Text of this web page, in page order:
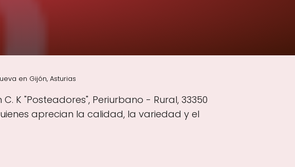
en Gijón, Asturias
K "Posteadores", Periurbano - Rural, 33350
aprecian la calidad, la variedad y el